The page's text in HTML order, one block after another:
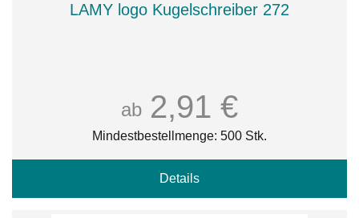
LAMY logo Kugelschreiber 272
ab 2,91 €
Mindestbestellmenge: 500 Stk.
Details